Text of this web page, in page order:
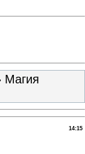
Магия
14:15